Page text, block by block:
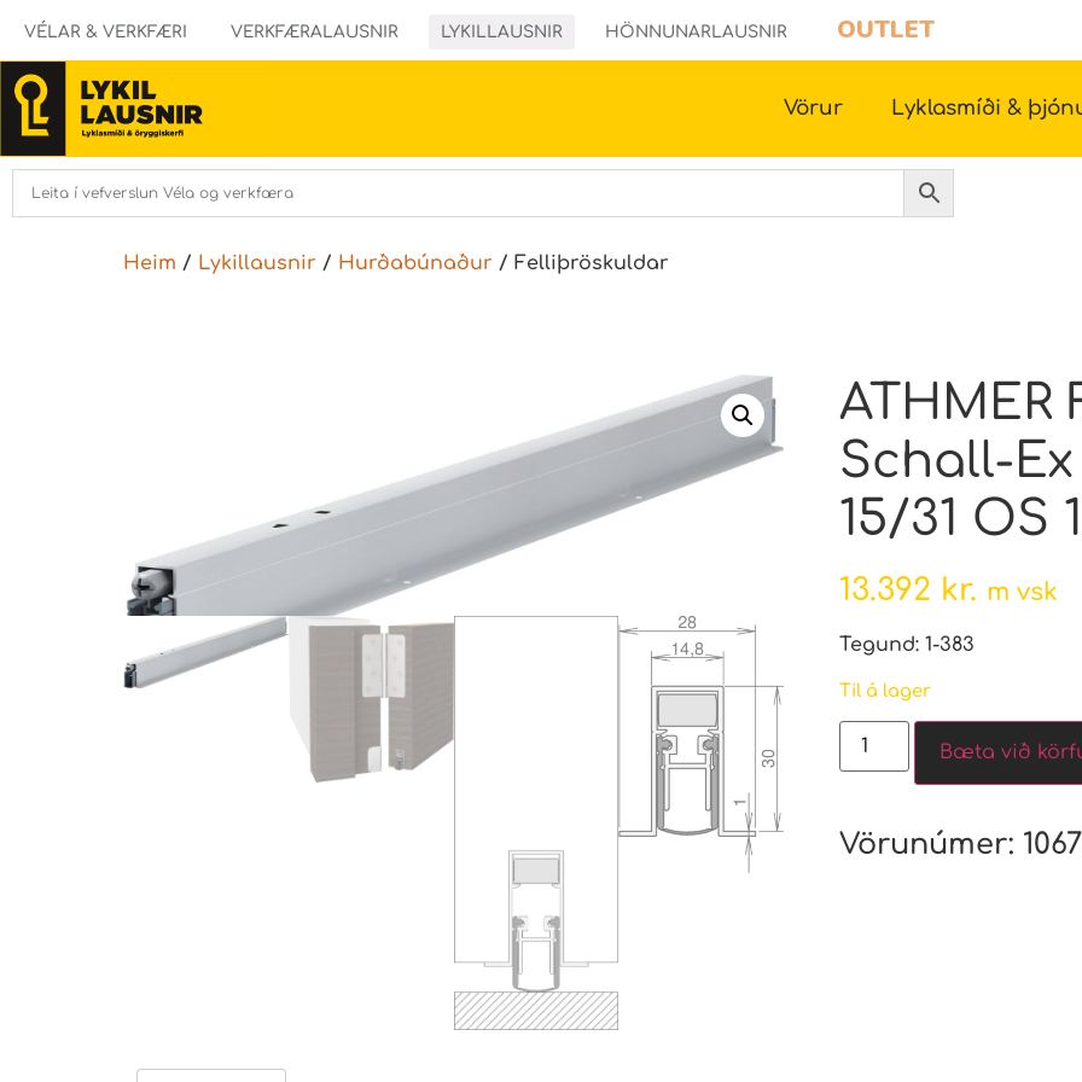
VÉLAR & VERKFÆRI VERKFÆRALAUSNIR LYKILLAUSNIR HÖNNUNARLAUSNIR OUTLET
Vörur Lyklasmíði &
Heim / Lykillausnir / Hurðabúnaður / Felliþröskuldar
Schall-Ex
15/31 OS
13.392 kr. m vsk
Tegund: 1-383
Til á lager
Bæta við
Vörunúmer: